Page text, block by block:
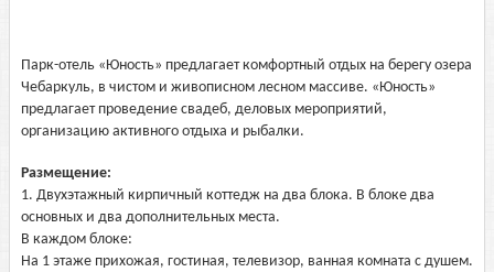
Парк-отель «Юность» предлагает комфортный отдых на берегу озера
Чебаркуль, в чистом и живописном лесном массиве. «Юность»
предлагает проведение свадеб, деловых мероприятий,
организацию активного отдыха и рыбалки.
Размещение:
1. Двухэтажный кирпичный коттедж на два блока. В блоке два
основных и два дополнительных места.
В каждом блоке:
На 1 этаже прихожая, гостиная, телевизор, ванная комната с душем.